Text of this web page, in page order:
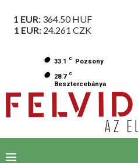
1 EUR: 364.50HUF
1 EUR: 24.261 CZK
33.1 C Pozsony
28.7 C
Besztercebánya